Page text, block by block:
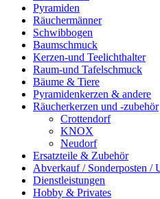
Pyramiden
Räuchermänner
Schwibbogen
Baumschmuck
Kerzen-und Teelichthalter
Raum-und Tafelschmuck
Bäume & Tiere
Pyramidenkerzen & andere
Räucherkerzen und -zubehör
Crottendorf
KNOX
Neudorf
Ersatzteile & Zubehör
Abverkauf / Sonderposten /
Dienstleistungen
Hobby & Privates